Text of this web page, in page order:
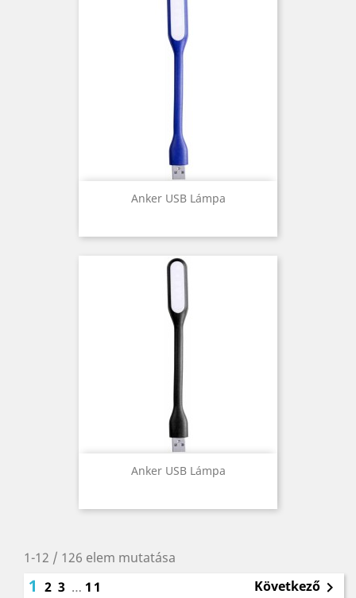
Anker USB Lámpa
Anker USB Lámpa
1-12 / 126 elem mutatása
1 2 3 … 11 Következő 